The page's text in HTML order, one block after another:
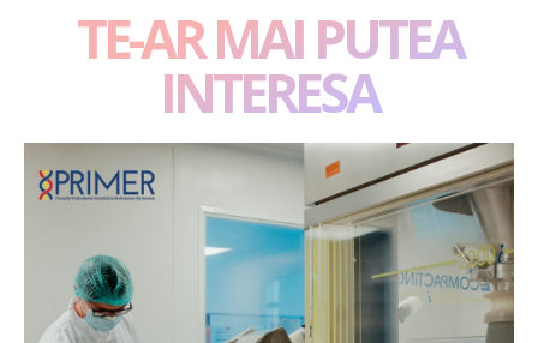
TE-AR MAI PUTEA
INTERESA